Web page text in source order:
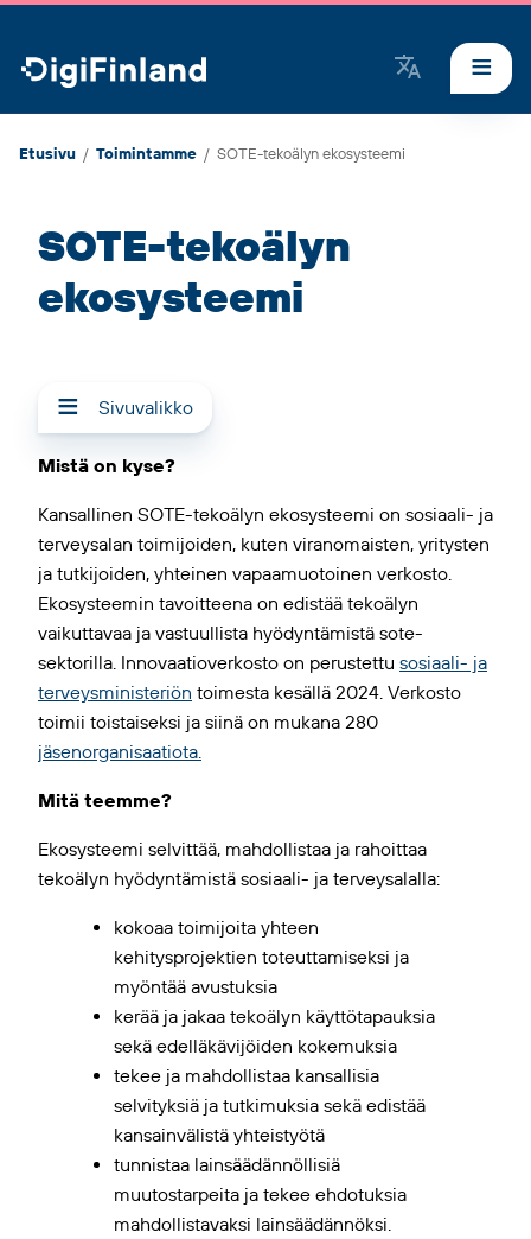
DigiFinland
Etusivu / Toimintamme / SOTE-tekoälyn ekosysteemi
SOTE-tekoälyn
ekosysteemi
Sivuvalikko
Mistä on kyse?
Kansallinen SOTE-tekoälyn ekosysteemi on sosiaali- ja
terveysalan toimijoiden, kuten viranomaisten, yritysten
ja tutkijoiden, yhteinen vapaamuotoinen verkosto.
Ekosysteemin tavoitteena on edistää tekoälyn
vaikuttavaa ja vastuullista hyödyntämistä sote-
sektorilla. Innovaatioverkosto on perustettu sosiaali- ja
terveysministeriön toimesta kesällä 2024. Verkosto
toimii toistaiseksi ja siinä on mukana 280
jäsenorganisaatiota.
Mitä teemme?
Ekosysteemi selvittää, mahdollistaa ja rahoittaa
tekoälyn hyödyntämistä sosiaali- ja terveysalalla:
kokoaa toimijoita yhteen
kehitysprojektien toteuttamiseksi ja
myöntää avustuksia
kerää ja jakaa tekoälyn käyttötapauksia
sekä edelläkävijöiden kokemuksia
tekee ja mahdollistaa kansallisia
selvityksiä ja tutkimuksia sekä edistää
kansainvälistä yhteistyötä
tunnistaa lainsäädännöllisiä
muutostarpeita ja tekee ehdotuksia
mahdollistavaksi lainsäädännöksi.